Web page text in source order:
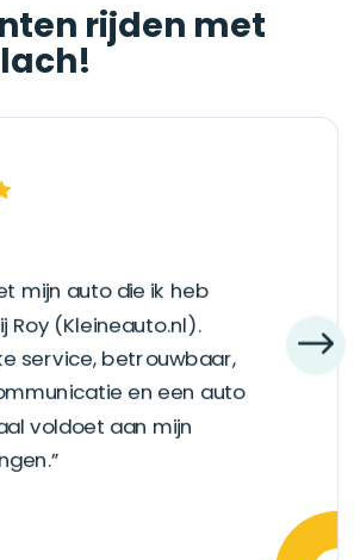
rijden met
mijn auto die ik heb
Roy (Kleineauto.nl).
service, betrouwbaar,
en een auto
voldoet aan mijn